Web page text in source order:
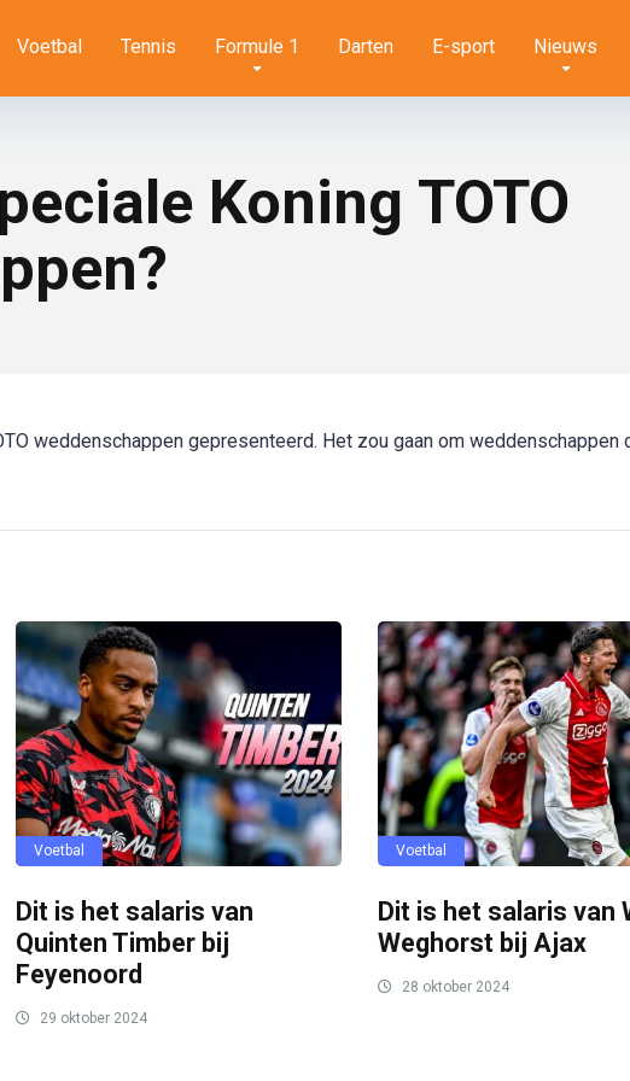
Voetbal Tennis Formule 1 Darten E-sport Nieuws
Koning TOTO
weddenschappen gepresenteerd. Het zou gaan om weddenschappen
Voetbal
Dit is het salaris van
Quinten Timber bij
Feyenoord
29 oktober 2024
Voetbal
Dit is het salaris van
Weghorst bij Ajax
28 oktober 2024